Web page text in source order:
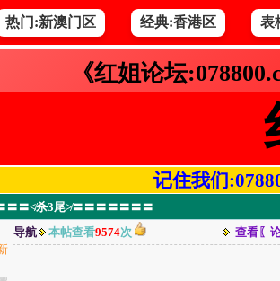
热门:新澳门区 经典:香港区 表
《红姐论坛
记住我们
〓〓≮杀3尾≯〓〓〓〓〓〓〓
导航 本帖查看9574次 查看〖